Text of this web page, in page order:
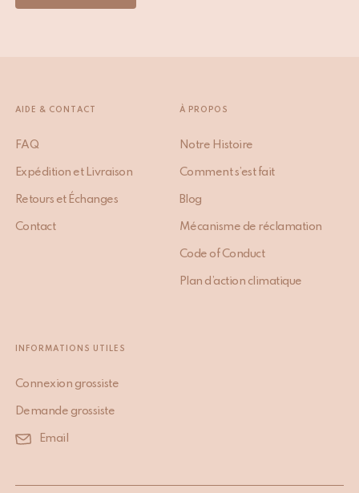
AIDE & CONTACT
FAQ
Expédition et Livraison
Retours et Échanges
Contact
À PROPOS
Notre Histoire
Comment s’est fait
Blog
Mécanisme de réclamation
Code of Conduct
Plan d’action climatique
INFORMATIONS UTILES
Connexion grossiste
Demande grossiste
Email